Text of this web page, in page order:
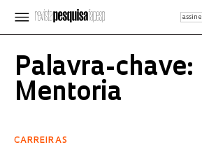
assine
Palavra-chave:
Mentoria
CARREIRAS